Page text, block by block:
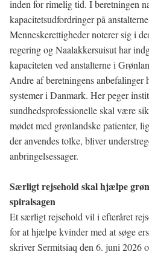
inden for rimelig tid. I beretningen
kapacitetsudfordringer på
Menneskerettigheder noterer sig i
regering og Naalakkersuisut har
kapaciteten ved anstalterne i
Andre af beretningens anbefalinger
systemer i Danmark. Her peger
sundhedsprofessionelle skal være
mødet med grønlandske patienter,
der anvendes tolke, bliver
anbringelsessager.
Særligt rejsehold skal hjælpe
spiralsagen
Et særligt rejsehold vil i efteråret
for at hjælpe kvinder med at søge
skriver Sermitsiaq den 6. juni 2026